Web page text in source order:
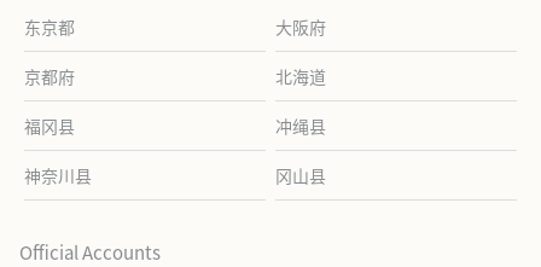
东京都 大阪府
京都府 北海道
福冈县 冲绳县
神奈川县 冈山县
Official Accounts